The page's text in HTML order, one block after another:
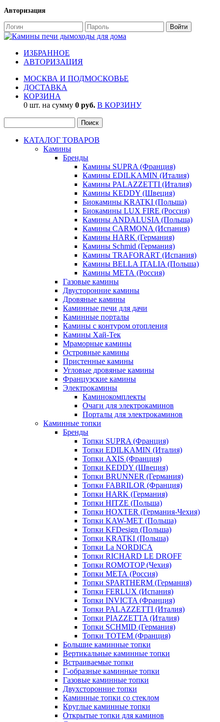
Авторизация
ИЗБРАННОЕ
АВТОРИЗАЦИЯ
МОСКВА И ПОДМОСКОВЬЕ
ДОСТАВКА
КОРЗИНА
0 шт. на сумму 0 руб. В КОРЗИНУ
КАТАЛОГ ТОВАРОВ
Камины
Бренды
Камины SUPRA (Франция)
Камины EDILKAMIN (Италия)
Камины PALAZZETTI (Италия)
Камины KEDDY (Швеция)
Биокамины KRATKI (Польша)
Биокамины LUX FIRE (Россия)
Камины ANDALUSIA (Польша)
Камины CARMONA (Испания)
Камины HARK (Германия)
Камины Schmid (Германия)
Камины TRAFORART (Испания)
Камины BELLA ITALIA (Польша)
Камины МЕТА (Россия)
Газовые камины
Двусторонние камины
Дровяные камины
Каминные печи для дачи
Каминные порталы
Камины с контуром отопления
Камины Хай-Тек
Мраморные камины
Островные камины
Пристенные камины
Угловые дровяные камины
Французские камины
Электрокамины
Каминокомплекты
Очаги для электрокаминов
Порталы для электрокаминов
Каминные топки
Бренды
Топки SUPRA (Франция)
Топки EDILKAMIN (Италия)
Топки AXIS (Франция)
Топки KEDDY (Швеция)
Топки BRUNNER (Германия)
Топки FABRILOR (Франция)
Топки HARK (Германия)
Топки HITZE (Польша)
Топки HOXTER (Германия-Чехия)
Топки KAW-MET (Польша)
Топки KFDesign (Польша)
Топки KRATKI (Польша)
Топки La NORDICA
Топки RICHARD LE DROFF
Топки ROMOTOP (Чехия)
Топки МЕТА (Россия)
Топки SPARTHERM (Германия)
Топки FERLUX (Испания)
Топки INVICTA (Франция)
Топки PALAZZETTI (Италия)
Топки PIAZZETTA (Италия)
Топки SCHMID (Германия)
Топки TOTEM (Франция)
Большие каминные топки
Вертикальные каминные топки
Встраиваемые топки
Г-образные каминные топки
Газовые каминные топки
Двухсторонние топки
Каминные топки со стеклом
Круглые каминные топки
Открытые топки для каминов